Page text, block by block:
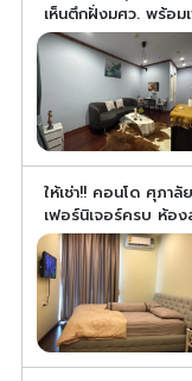
เห็นตึกฝั่งมศว. พร้อม
ให้เช่า!! คอนโด ศุภา
เฟอร์นิเจอร์ครบ ห้อ